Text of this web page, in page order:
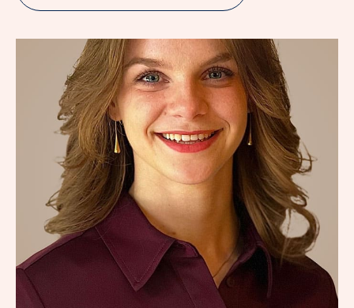
5X GEEN PLEK ZOALS HIER
– Instapklaar en volledig gerenoveerd in 2022
– Uniek uitzicht over het plantsoen én het Amsterdam-
Rijnkanaal
– Ruim balkon (5 m²) op het oosten met ochtendzon
– Perfecte locatie in Utrecht-West met OV, horeca en
groen op loopafstand
IS VICTOR HUGOPLANTSOEN 26 1 JOUW NIEUWE
PLEK?
We nemen je vast mee door het appartement.
De centrale entree is verzorgd en voorzien van